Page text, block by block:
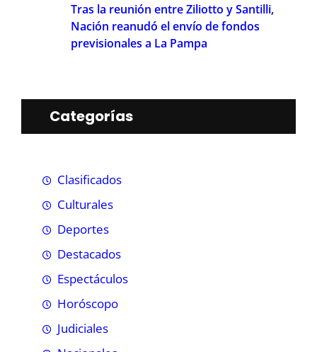
Tras la reunión entre Ziliotto y Santilli,
Nación reanudó el envío de fondos
previsionales a La Pampa
Categorías
Clasificados
Culturales
Deportes
Destacados
Espectáculos
Horóscopo
Judiciales